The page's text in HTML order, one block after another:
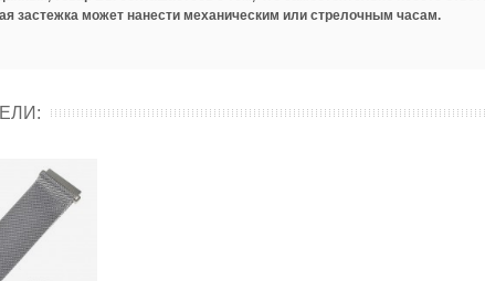
застежка может нанести механическим или стрелочным часам.